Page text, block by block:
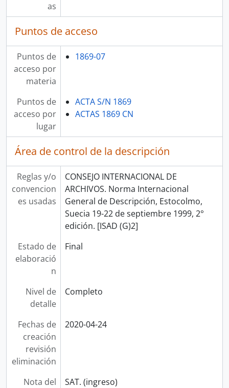
as
Puntos de acceso
Puntos de
acceso por
materia
1869-07
Puntos de
acceso por
lugar
ACTA S/N 1869
ACTAS 1869 CN
Área de control de la descripción
Reglas y/o
convencion
es usadas
CONSEJO INTERNACIONAL DE
ARCHIVOS. Norma Internacional
General de Descripción, Estocolmo,
Suecia 19-22 de septiembre 1999, 2°
edición. [ISAD (G)2]
Estado de
elaboració
n
Final
Nivel de
detalle
Completo
Fechas de
creación
revisión
eliminación
2020-04-24
Nota del
SAT. (ingreso)